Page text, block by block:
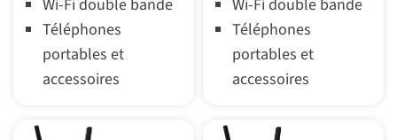
Wi-Fi double bande
Téléphones
portables et
accessoires
Wi-Fi double bande
Téléphones
portables et
accessoires